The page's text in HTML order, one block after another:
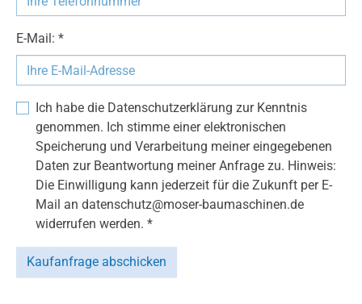
E-Mail: *
Ich habe die Datenschutzerklärung zur Kenntnis
genommen. Ich stimme einer elektronischen
Speicherung und Verarbeitung meiner eingegebenen
Daten zur Beantwortung meiner Anfrage zu. Hinweis:
Die Einwilligung kann jederzeit für die Zukunft per E-
Mail an datenschutz@moser-baumaschinen.de
widerrufen werden. *
Kaufanfrage abschicken